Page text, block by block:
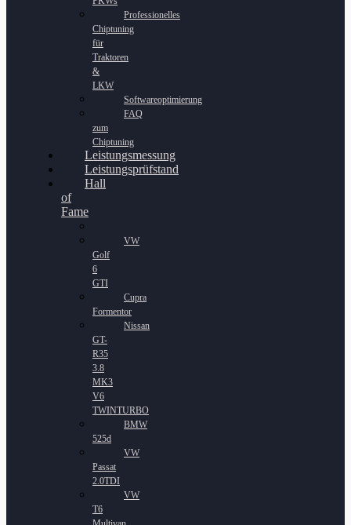
Professionelles
Chiptuning
für
Traktoren
&
LKW
Softwareoptimierung
FAQ
zum
Chiptuning
Leistungsmessung
Leistungsprüfstand
Hall
of
Fame
VW
Golf
6
GTI
Cupra
Formentor
Nissan
GT-
R35
3.8
MK3
V6
TWINTURBO
BMW
525d
VW
Passat
2.0TDI
VW
T6